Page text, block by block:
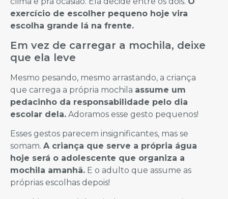
exercício de escolher pequeno hoje vira
escolha grande lá na frente.
Em vez de carregar a mochila, deixe
que ela leve
Mesmo pesando, mesmo arrastando, a criança
que carrega a própria mochila assume um
pedacinho da responsabilidade pelo dia
escolar dela. Adoramos esse gesto pequenos!
Esses gestos parecem insignificantes, mas se
somam. A criança que serve a própria água
hoje será o adolescente que organiza a
mochila amanhã. E o adulto que assume as
próprias escolhas depois!